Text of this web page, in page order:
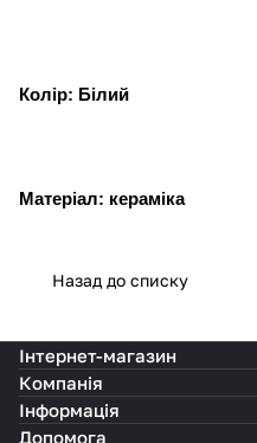
Колір: Білий
Матеріал: кераміка
Назад до списку
Інтернет-магазин
Компанія
Інформація
Допомога